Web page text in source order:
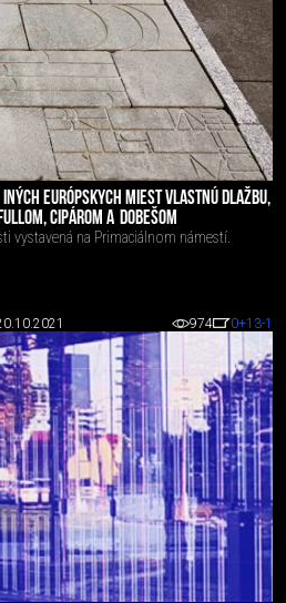
EURÓPSKYCH MIEST VLASTNÚ DLAŽBU,
CIPÁROM A DOBEŠOM
vystavená na Primaciálnom námestí.
974 0+13-1